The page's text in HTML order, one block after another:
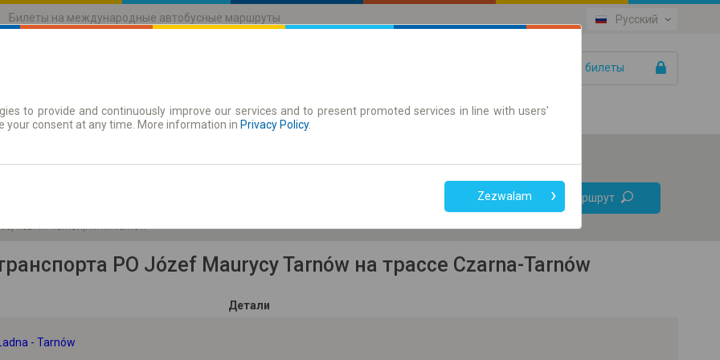
Билеты на международные автобусные маршруты Русский
Ваши билеты
Абонементы
пов. m. Tarnów,гм. M. Tarnów
Только онлайн билет
Найти маршрут
PO Józef Maurycy Tarnów на трассе Czarna-Tarnów
Детали
- Tarnów
to provide and continuously improve our services and to present promoted services in line with users'
your consent at any time. More information in Privacy Policy.
Zezwalam